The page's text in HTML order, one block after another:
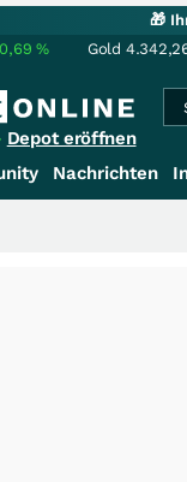
🎁
% Gold
Depot eröffnen
Nachrichten